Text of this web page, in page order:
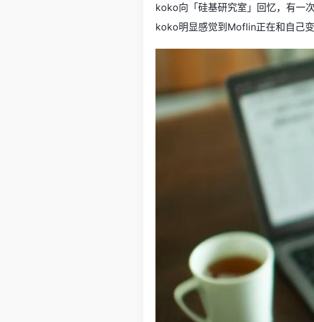
koko向「硅基研究室」回忆，有一
koko明显感觉到Moflin正在和自己